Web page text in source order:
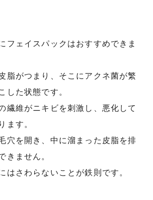
フェイスパックはおすすめできま
脂がつまり、そこにアクネ菌が繁
した状態です。
繊維がニキビを刺激し、悪化して
ます。
穴を開き、中に溜まった皮脂を排
きません。
はさわらないことが鉄則です。